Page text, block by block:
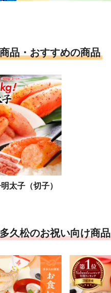
品・おすすめの商品
太子（切子）
久松のお祝い向け商品